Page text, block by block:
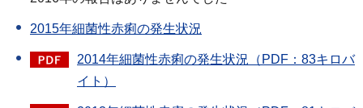
2015年細菌性赤痢の発生状況
2014年細菌性赤痢の発生状況（PDF：83キロバ
イト）